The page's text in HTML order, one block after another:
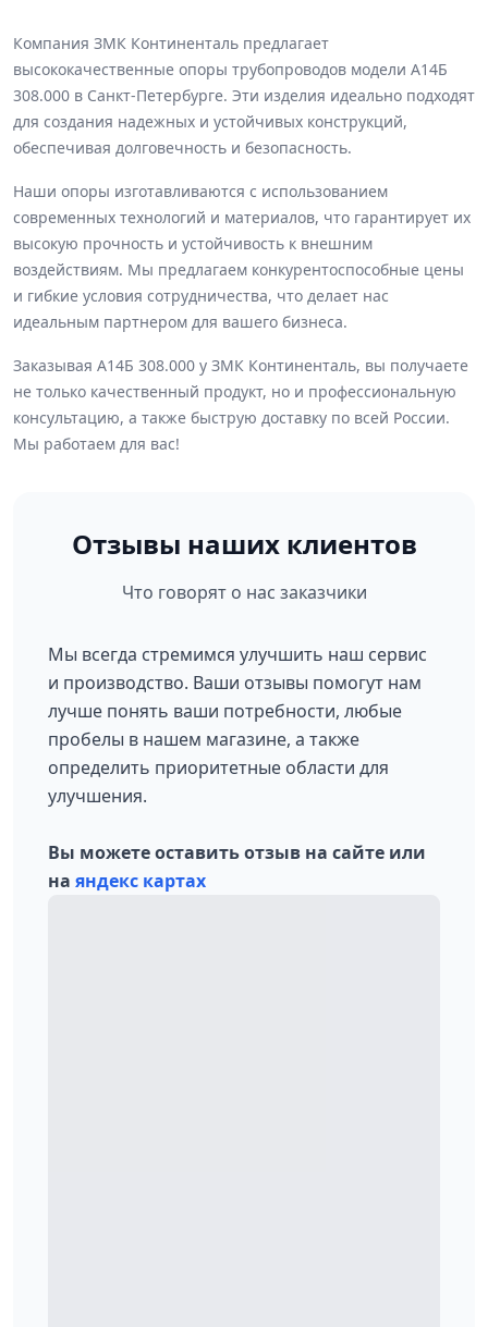
Компания ЗМК Континенталь предлагает
высококачественные опоры трубопроводов модели А14Б
308.000 в Санкт-Петербурге. Эти изделия идеально подходят
для создания надежных и устойчивых конструкций,
обеспечивая долговечность и безопасность.
Наши опоры изготавливаются с использованием
современных технологий и материалов, что гарантирует их
высокую прочность и устойчивость к внешним
воздействиям. Мы предлагаем конкурентоспособные цены
и гибкие условия сотрудничества, что делает нас
идеальным партнером для вашего бизнеса.
Заказывая А14Б 308.000 у ЗМК Континенталь, вы получаете
не только качественный продукт, но и профессиональную
консультацию, а также быструю доставку по всей России.
Мы работаем для вас!
Отзывы наших клиентов
Что говорят о нас заказчики
Мы всегда стремимся улучшить наш сервис
и производство. Ваши отзывы помогут нам
лучше понять ваши потребности, любые
пробелы в нашем магазине, а также
определить приоритетные области для
улучшения.
Вы можете оставить отзыв на сайте или
на яндекс картах